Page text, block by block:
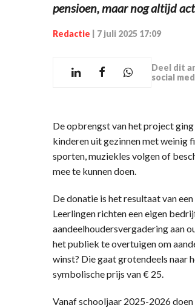
pensioen, maar nog altijd
Redactie 7 juli 2025 17:09
Deel dit
social
De opbrengst van het project
kinderen uit gezinnen met weinig
sporten, muziekles volgen of
mee te kunnen doen.
De donatie is het resultaat van
Leerlingen richten een eigen
aandeelhoudersvergadering aan
het publiek te overtuigen om
winst? Die gaat grotendeels naar
symbolische prijs van € 25.
Vanaf schooljaar 2025-2026